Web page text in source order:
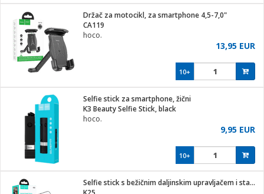
aparati
materijal
i oprema
Držač za motocikl, za smartphone 4,5-7,0"
CA119
hoco.
13,95 EUR
10+
Selfie stick za smartphone, žični
K3 Beauty Selfie Stick, black
hoco.
9,95 EUR
10+
Selfie stick s bežičnim daljinskim upravljačem i stativom